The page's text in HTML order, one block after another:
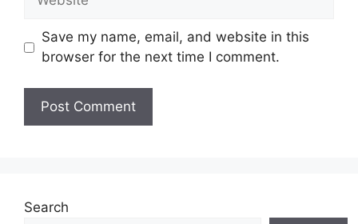
Save my name, email, and website in this
browser for the next time I comment.
Search